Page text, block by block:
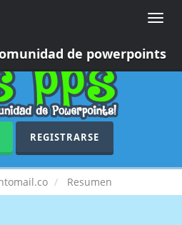
Toggle
de powerpoints
REGISTRARSE
Resumen